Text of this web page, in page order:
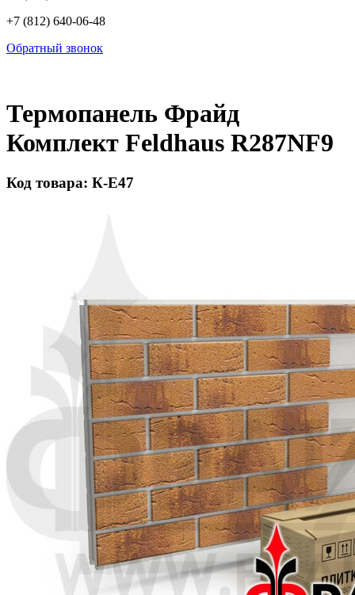
+7 (812) 640-06-48
Обратный звонок
Термопанель Фрайд
Комплект Feldhaus R287NF9
Код товара: К-Е47